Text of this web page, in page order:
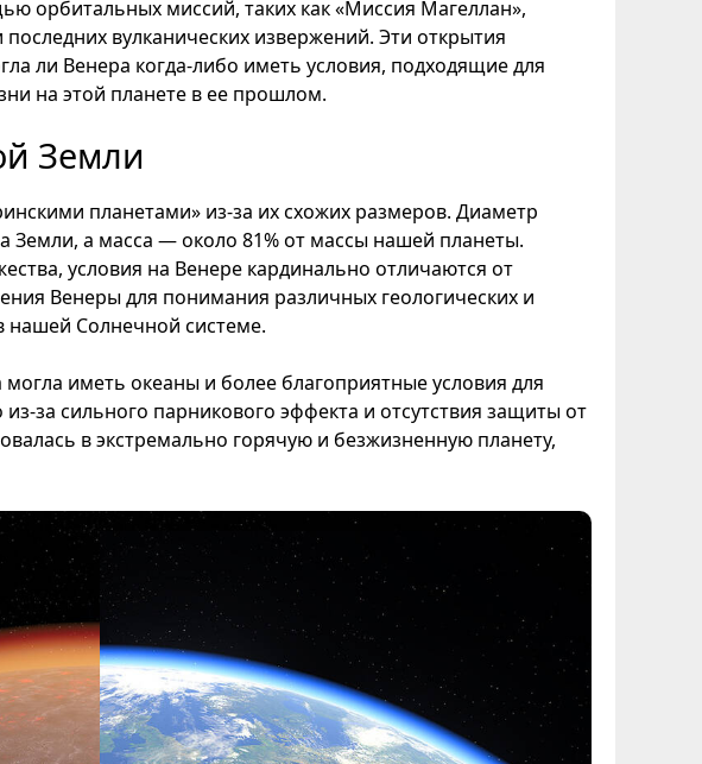
орбитальных миссий, таких как «Миссия Магеллан»,
вулканических извержений. Эти открытия
ли Венера когда-либо иметь условия, подходящие для
на этой планете в ее прошлом.
Земли
планетами» из-за их схожих размеров. Диаметр
Земли, а масса — около 81% от массы нашей планеты.
условия на Венере кардинально отличаются от
Венеры для понимания различных геологических и
Солнечной системе.
иметь океаны и более благоприятные условия для
за сильного парникового эффекта и отсутствия защиты от
в экстремально горячую и безжизненную планету,